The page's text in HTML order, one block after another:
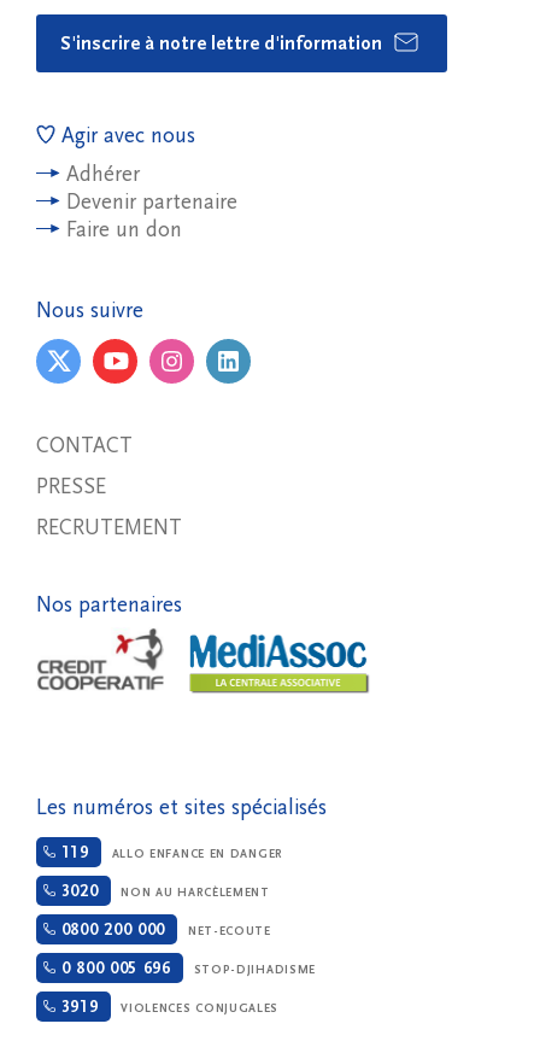
S'inscrire à notre lettre d'information
Agir avec nous
Adhérer
Devenir partenaire
Faire un don
Nous suivre
CONTACT
PRESSE
RECRUTEMENT
Nos partenaires
Les numéros et sites spécialisés
119 ALLO ENFANCE EN DANGER
3020 NON AU HARCÈLEMENT
0800 200 000 NET-ECOUTE
0 800 005 696 STOP-DJIHADISME
3919 VIOLENCES CONJUGALES